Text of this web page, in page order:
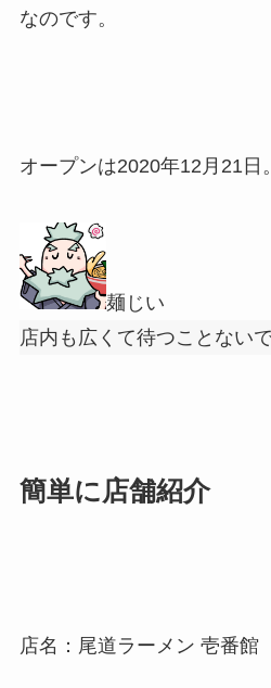
なのです。
オープンは2020年12月21日。
麺じい
店内も広くて待つことないで
簡単に店舗紹介
店名：尾道ラーメン 壱番館